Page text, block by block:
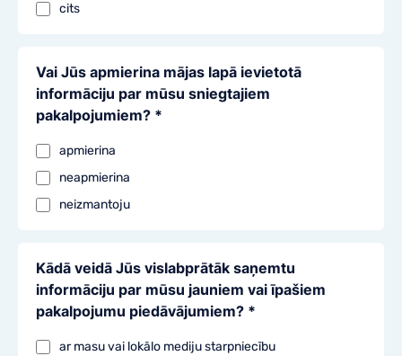
cits
Vai Jūs apmierina mājas lapā ievietotā
informāciju par mūsu sniegtajiem
pakalpojumiem? *
apmierina
neapmierina
neizmantoju
Kādā veidā Jūs vislabprātāk saņemtu
informāciju par mūsu jauniem vai īpašiem
pakalpojumu piedāvājumiem? *
ar masu vai lokālo mediju starpniecību